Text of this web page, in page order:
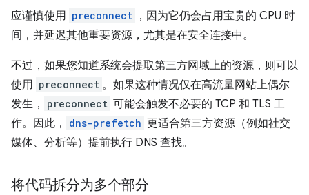
应谨慎使用 preconnect ，因为它仍会占用宝贵的 CPU 时
间，并延迟其他重要资源，尤其是在安全连接中。
不过，如果您知道系统会提取第三方网域上的资源，则可以
使用 preconnect 。如果这种情况仅在高流量网站上偶尔
发生，
preconnect 可能会触发不必要的 TCP 和 TLS 工
作。因此，
dns-prefetch 更适合第三方资源（例如社交
媒体、分析等）提前执行 DNS 查找。
将代码拆分为多个部分